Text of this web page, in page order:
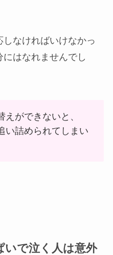
なければいけなかっ
はなれませんでし
えができないと、
い詰められてしまい
いで泣く人は意外